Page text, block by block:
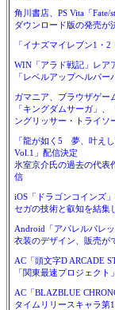
角川書店、PS Vita「Fate/
ダウンロード版の発売が
「イナズマイレブン1・
WIN「アラド戦記」レア
「レベルアップヘルパ
ガマニア、ブラウザゲー
「キングダムサーガ」
ングリッサー・トライソ
「龍が如く5 夢、叶え
Vol.1」配信決定
氷室京介氏の過去の代表
信
iOS「ドラゴンコインズ
セガの技術と叡知を結集
Android「アパレルパレ
衣装のデザイン、販売が
AC「頭文字D ARCADE
「関東最速プロジェク
AC「BLAZBLUE
タイムリリースキャラ第